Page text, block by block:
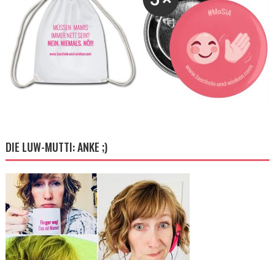
DIE LUW-MUTTI: ANKE ;)